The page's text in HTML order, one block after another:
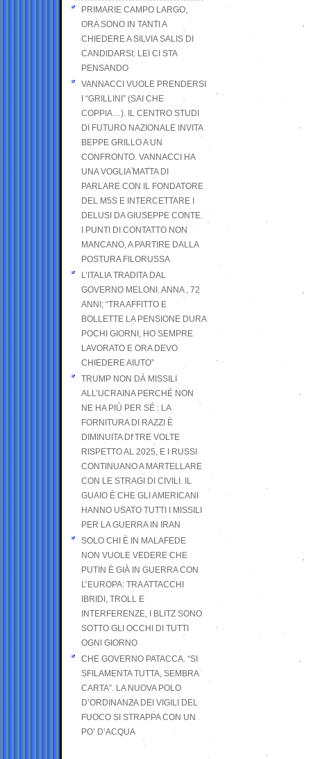
PRIMARIE CAMPO LARGO,
ORA SONO IN TANTI A
CHIEDERE A SILVIA SALIS DI
CANDIDARSI: LEI CI STA
PENSANDO
VANNACCI VUOLE PRENDERSI
I “GRILLINI” (SAI CHE
COPPIA…). IL CENTRO STUDI
DI FUTURO NAZIONALE INVITA
BEPPE GRILLO A UN
CONFRONTO. VANNACCI HA
UNA VOGLIA MATTA DI
PARLARE CON IL FONDATORE
DEL M5S E INTERCETTARE I
DELUSI DA GIUSEPPE CONTE.
I PUNTI DI CONTATTO NON
MANCANO, A PARTIRE DALLA
POSTURA FILORUSSA
L’ITALIA TRADITA DAL
GOVERNO MELONI. ANNA , 72
ANNI; “TRA AFFITTO E
BOLLETTE LA PENSIONE DURA
POCHI GIORNI, HO SEMPRE
LAVORATO E ORA DEVO
CHIEDERE AIUTO”
TRUMP NON DÀ MISSILI
ALL’UCRAINA PERCHÉ NON
NE HA PIÙ PER SÉ : LA
FORNITURA DI RAZZI È
DIMINUITA DI TRE VOLTE
RISPETTO AL 2025, E I RUSSI
CONTINUANO A MARTELLARE
CON LE STRAGI DI CIVILI. IL
GUAIO È CHE GLI AMERICANI
HANNO USATO TUTTI I MISSILI
PER LA GUERRA IN IRAN
SOLO CHI È IN MALAFEDE
NON VUOLE VEDERE CHE
PUTIN È GIÀ IN GUERRA CON
L’EUROPA: TRA ATTACCHI
IBRIDI, TROLL E
INTERFERENZE, I BLITZ SONO
SOTTO GLI OCCHI DI TUTTI
OGNI GIORNO
CHE GOVERNO PATACCA. “SI
SFILAMENTA TUTTA, SEMBRA
CARTA”. LA NUOVA POLO
D’ORDINANZA DEI VIGILI DEL
FUOCO SI STRAPPA CON UN
PO’ D’ACQUA